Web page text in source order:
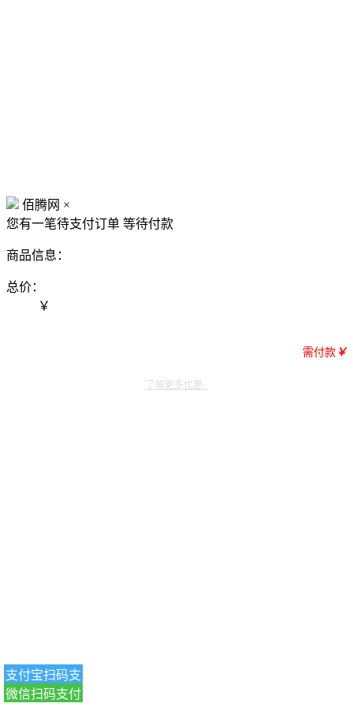
佰腾网 ×
您有一笔待支付订单 等待付款
商品信息：
总价：
￥
需付款 ￥
支付宝扫码支
付
微信扫码支付
了解更多优惠~